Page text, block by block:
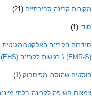
מקורות קרינה סביבתיים (21)
סודי (1)
סנדרום הקרינה האלקטרומגנטית
(EMR-S) \ רגישות לקרינה (EHS)
פוסטים שהוסרו מפיסבוק (1)
צמצום חשיפה לקרינה בלתי